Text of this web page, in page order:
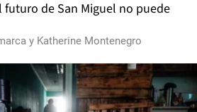
futuro de San Miguel no puede
y Katherine Montenegro